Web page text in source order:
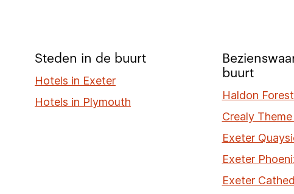
Steden in de buurt
Hotels in Exeter
Hotels in Plymouth
buurt
Haldon
Crealy
Exeter
Exeter
Exeter